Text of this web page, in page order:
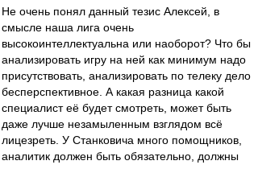
Не очень понял данный тезис Алексей, в
смысле наша лига очень
высокоинтеллектуальна или наоборот? Что бы
анализировать игру на ней как минимум надо
присутствовать, анализировать по телеку дело
бесперспективное. А какая разница какой
специалист её будет смотреть, может быть
даже лучше незамыленным взглядом всё
лицезреть. У Станковича много помощников,
аналитик должен быть обязательно, должны